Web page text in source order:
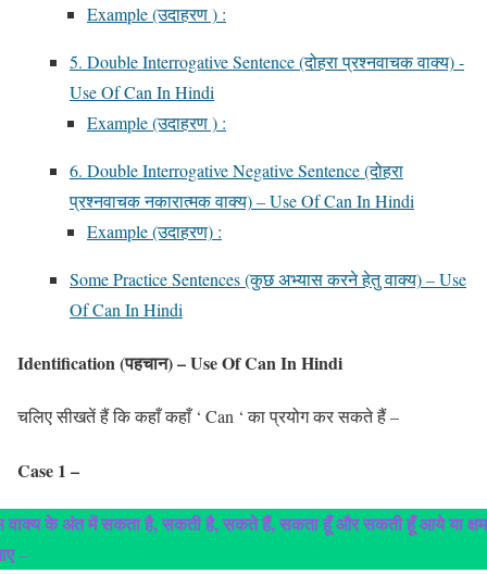
Example (उदाहरण ) :
5. Double Interrogative Sentence (दोहरा प्रश्नवाचक वाक्य) -
Use Of Can In Hindi
Example (उदाहरण ) :
6. Double Interrogative Negative Sentence (दोहरा
प्रश्नवाचक नकारात्मक वाक्य) – Use Of Can In Hindi
Example (उदाहरण) :
Some Practice Sentences (कुछ अभ्यास करने हेतु वाक्य) – Use
Of Can In Hindi
Identification (पहचान) – Use Of Can In Hindi
चलिए सीखतें हैं कि कहाँ कहाँ ‘ Can ‘ का प्रयोग कर सकते हैं –
Case 1 –
वाक्य के अंत में सकता है, सकती है, सकते हैं, सकता हूँ और सकती हूँ आये या
–